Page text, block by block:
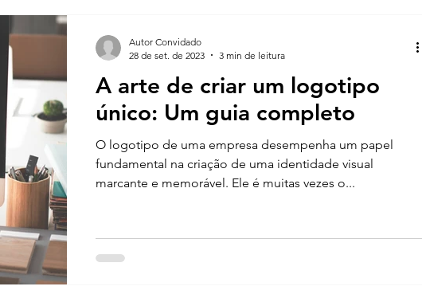
A arte de criar um logotipo
único: Um guia completo
O logotipo de uma empresa desempenha um papel
fundamental na criação de uma identidade visual
marcante e memorável. Ele é muitas vezes o...
Autor Convidado
28 de set. de 2023
3 min de leitura